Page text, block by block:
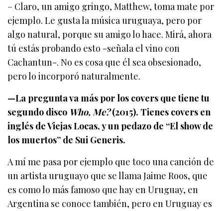
– Claro, un amigo gringo, Matthew, toma mate por
ejemplo. Le gusta la música uruguaya, pero por
algo natural, porque su amigo lo hace. Mirá, ahora
tú estás probando esto -señala el vino con
Cachantun-. No es cosa que él sea obsesionado,
pero lo incorporó naturalmente.
—La pregunta va más por los covers que tiene tu
segundo disco Who, Me?(2015). Tienes covers en
inglés de Viejas Locas, y un pedazo de “El show de
los muertos” de Sui Generis.
A mí me pasa por ejemplo que toco una canción de
un artista uruguayo que se llama Jaime Roos, que
es como lo más famoso que hay en Uruguay, en
Argentina se conoce también, pero en Uruguay es